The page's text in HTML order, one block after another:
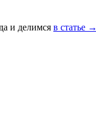
и делимся в статье →